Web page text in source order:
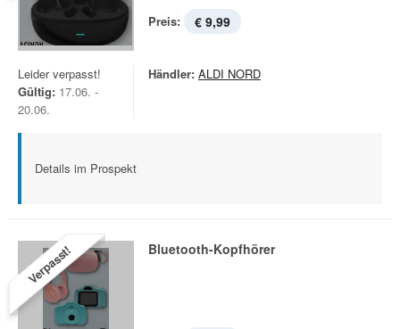
Preis: € 9,99
Leider verpasst!
Gültig: 17.06. -
20.06.
Händler: ALDI NORD
Details im Prospekt
Verpasst! Bluetooth-Kopfhörer